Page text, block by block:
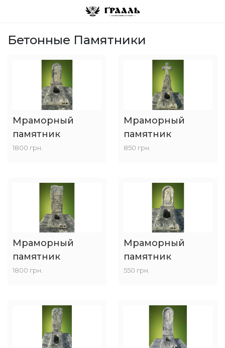
Бетонные Памятники
Мраморный
памятник
1800 грн.
Мраморный
памятник
850 грн.
Мраморный
памятник
1800 грн.
Мраморный
памятник
550 грн.